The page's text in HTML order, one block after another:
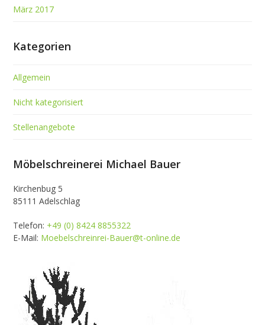
März 2017
Kategorien
Allgemein
Nicht kategorisiert
Stellenangebote
Möbelschreinerei Michael Bauer
Kirchenbug 5
85111 Adelschlag
Telefon: +49 (0) 8424 8855322
E-Mail: Moebelschreinrei-Bauer@t-online.de